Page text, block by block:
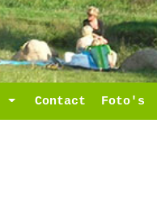
Toggle Dropdown
Contact Foto's